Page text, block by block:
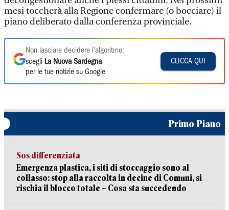
mesi toccherà alla Regione confermare (o bocciare) il
piano deliberato dalla conferenza provinciale.
Non lasciare decidere l'algoritmo:
scegli La Nuova Sardegna
per le tue notizie su Google
CLICCA QUI
Primo Piano
Sos differenziata
Emergenza plastica, i siti di stoccaggio sono al
collasso: stop alla raccolta in decine di Comuni, si
rischia il blocco totale – Cosa sta succedendo